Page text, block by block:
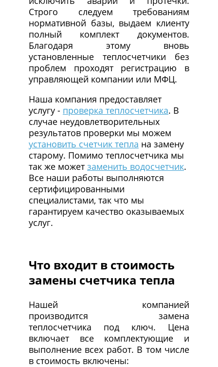
Строго следуем требованиям
нормативной базы, выдаем клиенту
полный комплект документов.
Благодаря этому вновь
установленные теплосчетчики без
проблем проходят регистрацию в
управляющей компании или МФЦ.
Наша компания предоставляет
услугу - проверка теплосчетчика. В
случае неудовлетворительных
результатов проверки мы можем
установить счетчик тепла на замену
старому. Помимо теплосчетчика мы
так же может заменить водосчетчик.
Все наши работы выполняются
сертифицированными
специалистами, так что мы
гарантируем качество оказываемых
услуг.
Что входит в стоимость
замены счетчика тепла
Нашей компанией
производится замена
теплосчетчика под ключ. Цена
включает все комплектующие и
выполнение всех работ. В том числе
в стоимость включены: